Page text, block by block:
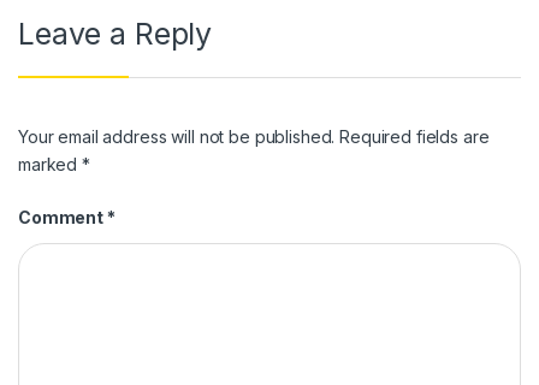
Leave a Reply
Your email address will not be published. Required fields are
marked*
Comment *